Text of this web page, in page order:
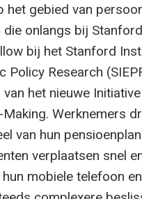
het gebied van
die onlangs bij
bij het Stanford
Policy Research
het nieuwe
Werknemers
van hun
verplaatsen snel
mobiele telefoon